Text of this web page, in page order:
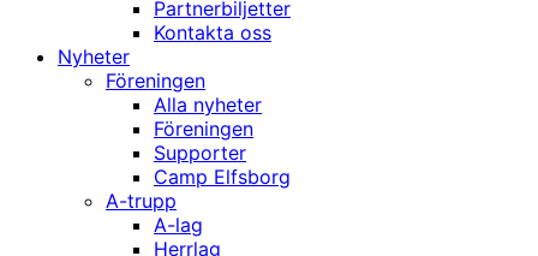
Partnerbiljetter
Kontakta oss
Nyheter
Föreningen
Alla nyheter
Föreningen
Supporter
Camp Elfsborg
A-trupp
A-lag
Herrlag